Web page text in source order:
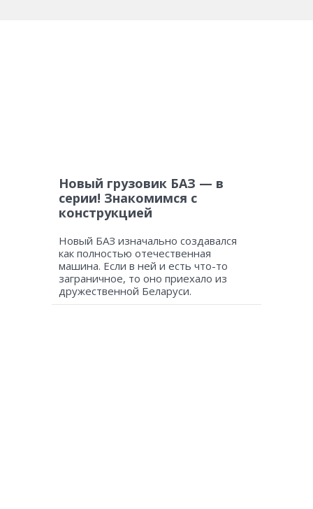
Новый грузовик БАЗ — в
серии! Знакомимся с
конструкцией
Новый БАЗ изначально создавался
как полностью отечественная
машина. Если в ней и есть что-то
заграничное, то оно приехало из
дружественной Беларуси.